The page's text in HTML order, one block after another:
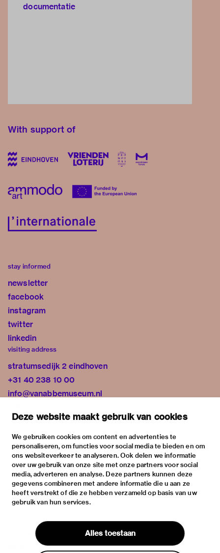
Deze website maakt gebruik van cookies
We gebruiken cookies om content en advertenties te
personaliseren, om functies voor social media te bieden en om
ons websiteverkeer te analyseren. Ook delen we informatie
over uw gebruik van onze site met onze partners voor social
media, adverteren en analyse. Deze partners kunnen deze
gegevens combineren met andere informatie die u aan ze
heeft verstrekt of die ze hebben verzameld op basis van uw
gebruik van hun services.
Alles toestaan
documentatie
With support of
stay informed
newsletter
facebook
instagram
twitter
linkedin
visiting address
stratumsedijk 2 eindhoven
+31 40 238 10 00
info@vanabbemuseum.nl
exhibitions
activities
practical information
about
the museum
the collection
foundations & partners
contact
house rules